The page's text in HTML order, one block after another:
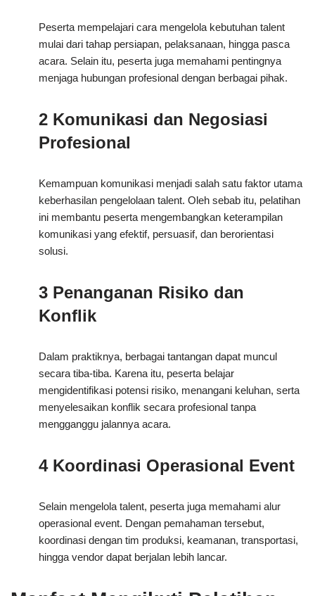
Peserta mempelajari cara mengelola kebutuhan talent
mulai dari tahap persiapan, pelaksanaan, hingga pasca
acara. Selain itu, peserta juga memahami pentingnya
menjaga hubungan profesional dengan berbagai pihak.
2 Komunikasi dan Negosiasi
Profesional
Kemampuan komunikasi menjadi salah satu faktor utama
keberhasilan pengelolaan talent. Oleh sebab itu, pelatihan
ini membantu peserta mengembangkan keterampilan
komunikasi yang efektif, persuasif, dan berorientasi
solusi.
3 Penanganan Risiko dan
Konflik
Dalam praktiknya, berbagai tantangan dapat muncul
secara tiba-tiba. Karena itu, peserta belajar
mengidentifikasi potensi risiko, menangani keluhan, serta
menyelesaikan konflik secara profesional tanpa
mengganggu jalannya acara.
4 Koordinasi Operasional Event
Selain mengelola talent, peserta juga memahami alur
operasional event. Dengan pemahaman tersebut,
koordinasi dengan tim produksi, keamanan, transportasi,
hingga vendor dapat berjalan lebih lancar.